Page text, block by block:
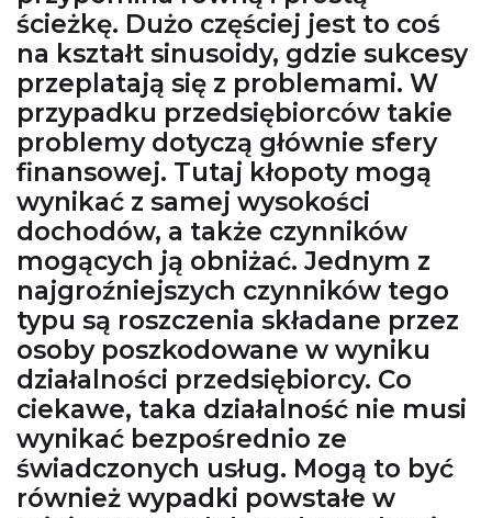
ścieżkę. Dużo częściej jest to coś
na kształt sinusoidy, gdzie sukcesy
przeplatają się z problemami. W
przypadku przedsiębiorców takie
problemy dotyczą głównie sfery
finansowej. Tutaj kłopoty mogą
wynikać z samej wysokości
dochodów, a także czynników
mogących ją obniżać. Jednym z
najgroźniejszych czynników tego
typu są roszczenia składane przez
osoby poszkodowane w wyniku
działalności przedsiębiorcy. Co
ciekawe, taka działalność nie musi
wynikać bezpośrednio ze
świadczonych usług. Mogą to być
również wypadki powstałe w